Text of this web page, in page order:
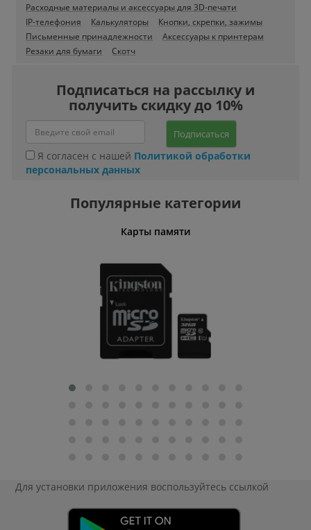
Расходные материалы и аксессуары для 3D-печати
IP-телефония
Калькуляторы
Кнопки, скрепки, зажимы
Письменные принадлежности
Аксессуары к принтерам
Резаки для бумаги
Скотч
Подписаться на рассылку и
получить скидку до 10%
Подписаться
Я согласен с нашей Политикой обработки
персональных данных
Популярные категории
Карты памяти
Для установки приложения воспользуйтесь ссылкой